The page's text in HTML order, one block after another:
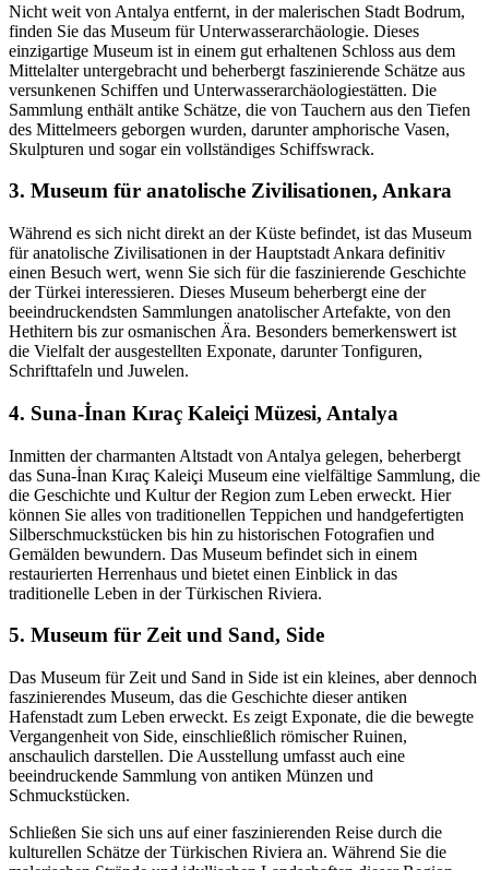
Nicht weit von Antalya entfernt, in der malerischen Stadt Bodrum,
finden Sie das Museum für Unterwasserarchäologie. Dieses
einzigartige Museum ist in einem gut erhaltenen Schloss aus dem
Mittelalter untergebracht und beherbergt faszinierende Schätze aus
versunkenen Schiffen und Unterwasserarchäologiestätten. Die
Sammlung enthält antike Schätze, die von Tauchern aus den Tiefen
des Mittelmeers geborgen wurden, darunter amphorische Vasen,
Skulpturen und sogar ein vollständiges Schiffswrack.
3. Museum für anatolische Zivilisationen, Ankara
Während es sich nicht direkt an der Küste befindet, ist das Museum
für anatolische Zivilisationen in der Hauptstadt Ankara definitiv
einen Besuch wert, wenn Sie sich für die faszinierende Geschichte
der Türkei interessieren. Dieses Museum beherbergt eine der
beeindruckendsten Sammlungen anatolischer Artefakte, von den
Hethitern bis zur osmanischen Ära. Besonders bemerkenswert ist
die Vielfalt der ausgestellten Exponate, darunter Tonfiguren,
Schrifttafeln und Juwelen.
4. Suna-İnan Kıraç Kaleiçi Müzesi, Antalya
Inmitten der charmanten Altstadt von Antalya gelegen, beherbergt
das Suna-İnan Kıraç Kaleiçi Museum eine vielfältige Sammlung, die
die Geschichte und Kultur der Region zum Leben erweckt. Hier
können Sie alles von traditionellen Teppichen und handgefertigten
Silberschmuckstücken bis hin zu historischen Fotografien und
Gemälden bewundern. Das Museum befindet sich in einem
restaurierten Herrenhaus und bietet einen Einblick in das
traditionelle Leben in der Türkischen Riviera.
5. Museum für Zeit und Sand, Side
Das Museum für Zeit und Sand in Side ist ein kleines, aber dennoch
faszinierendes Museum, das die Geschichte dieser antiken
Hafenstadt zum Leben erweckt. Es zeigt Exponate, die die bewegte
Vergangenheit von Side, einschließlich römischer Ruinen,
anschaulich darstellen. Die Ausstellung umfasst auch eine
beeindruckende Sammlung von antiken Münzen und
Schmuckstücken.
Schließen Sie sich uns auf einer faszinierenden Reise durch die
kulturellen Schätze der Türkischen Riviera an. Während Sie die